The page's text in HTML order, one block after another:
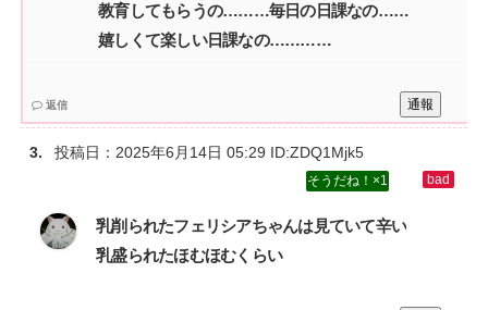
教育してもらうの………毎日の日課なの……‌
嬉しくて楽しい日課なの…………
通報
返信
投稿日： 2025年6月14日 05:29 ID:ZDQ1Mjk5
1
乳削られたフェリシアちゃんは見ていて辛い‌
乳盛られたほむほむくらい